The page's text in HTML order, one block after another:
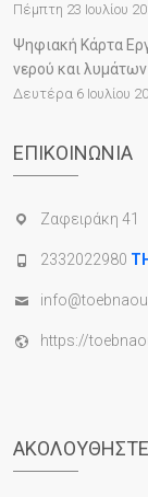
Πέμπτη 23 Ιουλίου
Ψηφιακή Κάρτα
νερού και λυμάτων
Δευτέρα 6 Ιουλίου
ΕΠΙΚΟΙΝΩΝΊΑ
Ζαφειράκη 41
2332022980
https://